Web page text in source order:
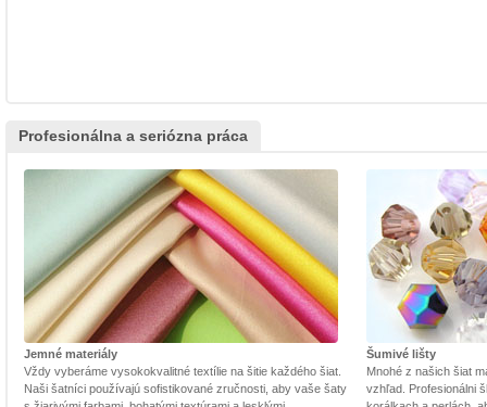
Profesionálna a seriózna práca
Jemné materiály
Vždy vyberáme vysokokvalitné textílie na šitie každého šiat.
Naši šatníci používajú sofistikované zručnosti, aby vaše šaty
Šumivé lišty
Mnohé z našich šiat
vzhľad. Profesionálni